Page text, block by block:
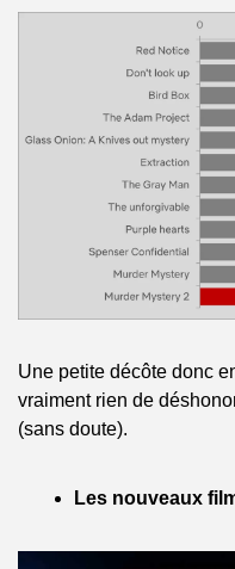
Une petite décôte donc
vraiment rien de
(sans doute).
Les nouveaux